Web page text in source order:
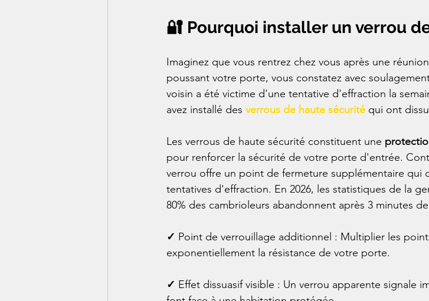
🔐 Pourquoi installer un verrou
Imaginez que vous rentrez chez vous après une
poussant votre porte, vous constatez avec
voisin a été victime d'une tentative d'effraction la
avez installé des verrous de haute sécurité qui ont
Les verrous de haute sécurité constituent une
pour renforcer la sécurité de votre porte d'entrée.
verrou offre un point de fermeture supplémentaire qui
tentatives d'effraction. En 2026, les statistiques de la
80% des cambrioleurs abandonnent après 3 minutes
✓ Point de verrouillage additionnel : Multiplier les
exponentiellement la résistance de votre porte.
✓ Effet dissuasif visible : Un verrou apparente signale